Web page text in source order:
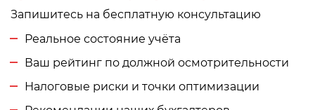
Запишитесь на бесплатную консультацию
Реальное состояние учёта
Ваш рейтинг по должной осмотрительности
Налоговые риски и точки оптимизации